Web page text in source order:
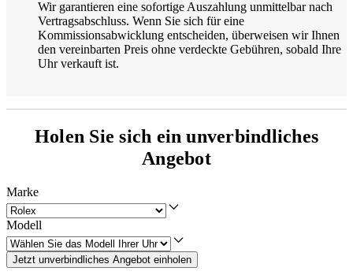
Wir garantieren eine sofortige Auszahlung unmittelbar nach
Vertragsabschluss. Wenn Sie sich für eine
Kommissionsabwicklung entscheiden, überweisen wir Ihnen
den vereinbarten Preis ohne verdeckte Gebühren, sobald Ihre
Uhr verkauft ist.
Holen Sie sich ein unverbindliches
Angebot
Marke
Modell
Jetzt unverbindliches Angebot einholen